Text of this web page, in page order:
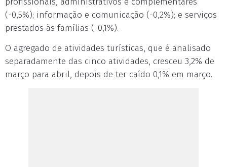
(-0,5%); informação e comunicação (-0,2%); e serviços
prestados às famílias (-0,1%).
O agregado de atividades turísticas, que é analisado
separadamente das cinco atividades, cresceu 3,2% de
março para abril, depois de ter caído 0,1% em março.